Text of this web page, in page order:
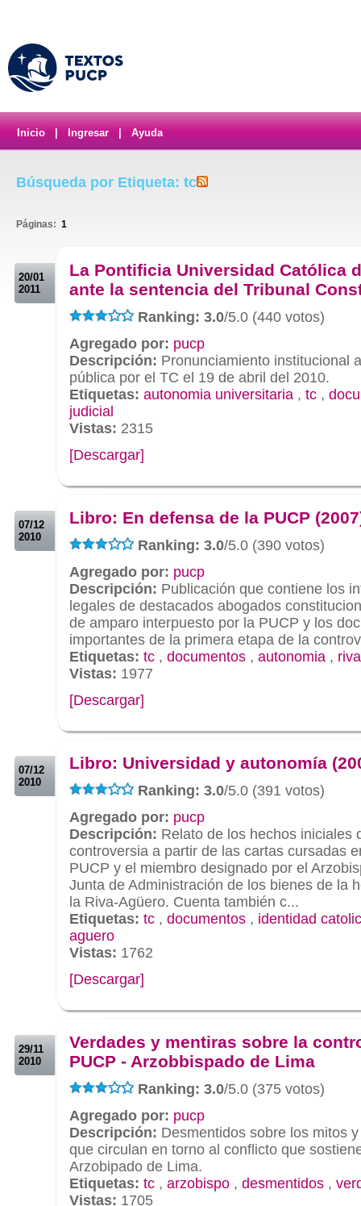
Inicio Ingresar Ayuda
Búsqueda por Etiqueta: tc
Páginas: 1
20/01
2011
La Pontificia Universidad Católica
ante la sentencia del Tribunal
Ranking: 3.0/5.0 (440 votos)
Agregado por: pucp
Descripción: Pronunciamiento institucional
pública por el TC el 19 de abril del 2010.
Etiquetas: autonomia universitaria , tc ,
judicial
Vistas: 2315
[Descargar]
07/12
2010
Libro: En defensa de la PUCP
Ranking: 3.0/5.0 (390 votos)
Agregado por: pucp
Descripción: Publicación que contiene los
legales de destacados abogados
de amparo interpuesto por la PUCP y los
importantes de la primera etapa de la
Etiquetas: tc , documentos , autonomia ,
Vistas: 1977
[Descargar]
07/12
2010
Libro: Universidad y autonomía
Ranking: 3.0/5.0 (391 votos)
Agregado por: pucp
Descripción: Relato de los hechos iniciales
controversia a partir de las cartas cursadas
PUCP y el miembro designado por el
Junta de Administración de los bienes de la
la Riva-Agüero. Cuenta también c...
Etiquetas: tc , documentos , identidad
aguero
Vistas: 1762
[Descargar]
29/11
2010
Verdades y mentiras sobre la
PUCP - Arzobbispado de Lima
Ranking: 3.0/5.0 (375 votos)
Agregado por: pucp
Descripción: Desmentidos sobre los mitos
que circulan en torno al conflicto que
Arzobipado de Lima.
Etiquetas: tc , arzobispo , desmentidos ,
Vistas: 1705